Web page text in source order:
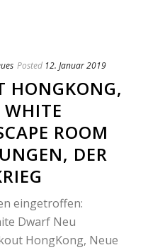
Posted 12. Januar 2019
HONGKONG,
WHITE
ROOM
DER
eingetroffen:
Dwarf Neu
HongKong, Neue